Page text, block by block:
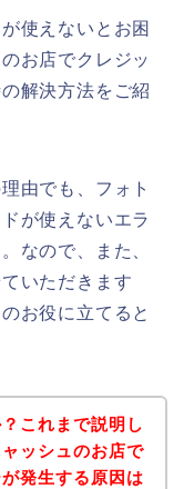
使えないとお困
お店でクレジッ
解決方法をご紹
由でも、フォト
が使えないエラ
なので、また、
いただきます
お役に立てると
これまで説明し
ッシュのお店で
発生する原因は